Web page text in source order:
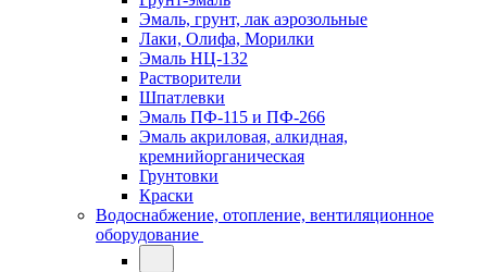
Эмаль, грунт, лак аэрозольные
Лаки, Олифа, Морилки
Эмаль НЦ-132
Растворители
Шпатлевки
Эмаль ПФ-115 и ПФ-266
Эмаль акриловая, алкидная,
кремнийорганическая
Грунтовки
Краски
Водоснабжение, отопление, вентиляционное
оборудование